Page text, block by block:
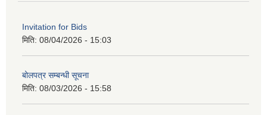
Invitation for Bids
मिति: 08/04/2026 - 15:03
बोलपत्र सम्बन्धी सूचना
मिति: 08/03/2026 - 15:58